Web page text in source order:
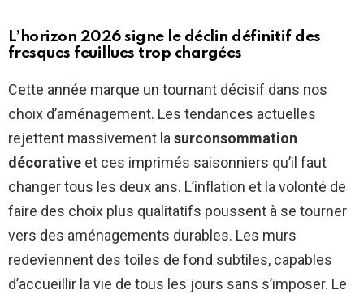
L’horizon 2026 signe le déclin définitif des
fresques feuillues trop chargées
Cette année marque un tournant décisif dans nos
choix d’aménagement. Les tendances actuelles
rejettent massivement lasurconsommation
décorative et ces imprimés saisonniers qu’il faut
changer tous les deux ans. L’inflation et la volonté de
faire des choix plus qualitatifs poussent à se tourner
vers des aménagements durables. Les murs
redeviennent des toiles de fond subtiles, capables
d’accueillir la vie de tous les jours sans s’imposer. Le